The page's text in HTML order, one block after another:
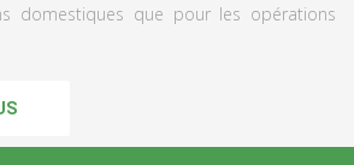
domestiques que pour les opérations